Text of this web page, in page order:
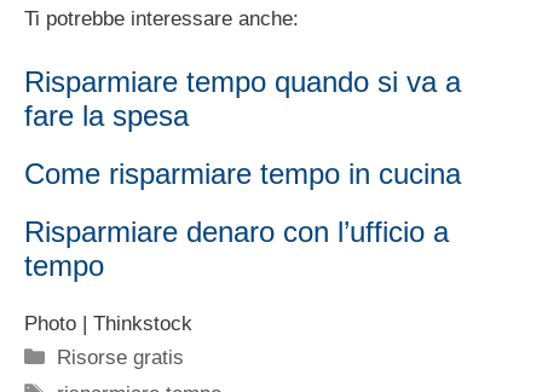
Ti potrebbe interessare anche:
Risparmiare tempo quando si va a
fare la spesa
Come risparmiare tempo in cucina
Risparmiare denaro con l’ufficio a
tempo
Photo | Thinkstock
Categorie
Risorse gratis